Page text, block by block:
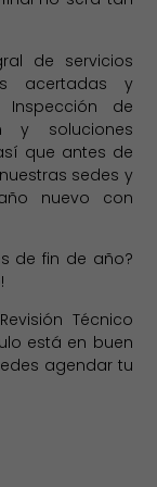
de servicios
acertadas y
de
y soluciones
que antes de
sedes y
nuevo con
de fin de año?
Técnico
está en buen
agendar tu